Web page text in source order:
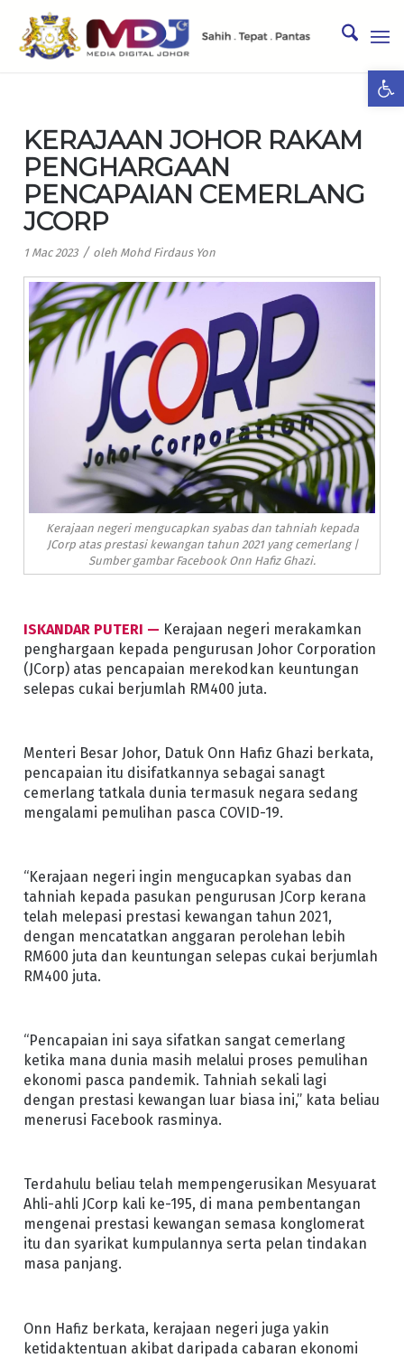
KERAJAAN JOHOR RAKAM
PENGHARGAAN
PENCAPAIAN CEMERLANG
JCORP
1 Mac 2023 / oleh Mohd Firdaus Yon
Kerajaan negeri mengucapkan syabas dan tahniah kepada
JCorp atas prestasi kewangan tahun 2021 yang cemerlang |
Sumber gambar Facebook Onn Hafiz Ghazi.
ISKANDAR PUTERI — Kerajaan negeri merakamkan
penghargaan kepada pengurusan Johor Corporation
(JCorp) atas pencapaian merekodkan keuntungan
selepas cukai berjumlah RM400 juta.
Menteri Besar Johor, Datuk Onn Hafiz Ghazi berkata,
pencapaian itu disifatkannya sebagai sanagt
cemerlang tatkala dunia termasuk negara sedang
mengalami pemulihan pasca COVID-19.
“Kerajaan negeri ingin mengucapkan syabas dan
tahniah kepada pasukan pengurusan JCorp kerana
telah melepasi prestasi kewangan tahun 2021,
dengan mencatatkan anggaran perolehan lebih
RM600 juta dan keuntungan selepas cukai berjumlah
RM400 juta.
“Pencapaian ini saya sifatkan sangat cemerlang
ketika mana dunia masih melalui proses pemulihan
ekonomi pasca pandemik. Tahniah sekali lagi
dengan prestasi kewangan luar biasa ini,” kata beliau
menerusi Facebook rasminya.
Terdahulu beliau telah mempengerusikan Mesyuarat
Ahli-ahli JCorp kali ke-195, di mana pembentangan
mengenai prestasi kewangan semasa konglomerat
itu dan syarikat kumpulannya serta pelan tindakan
masa panjang.
Onn Hafiz berkata, kerajaan negeri juga yakin
ketidaktentuan akibat daripada cabaran ekonomi